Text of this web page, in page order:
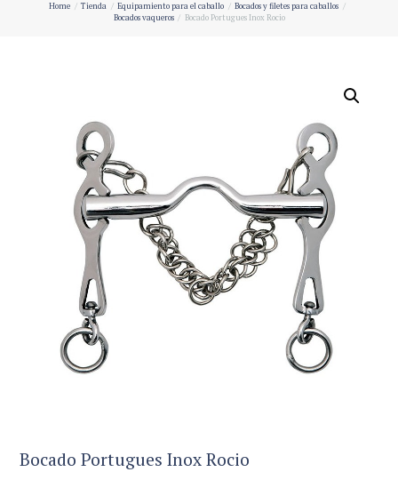
Home Tienda Equipamiento para el caballo
Bocados y filetes para caballos
Bocados vaqueros
Bocado Portugues Inox Rocio
Bocado Portugues Inox Rocio